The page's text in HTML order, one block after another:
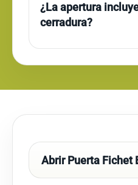
¿La apertura
cerradura?
Abrir Puerta Fichet